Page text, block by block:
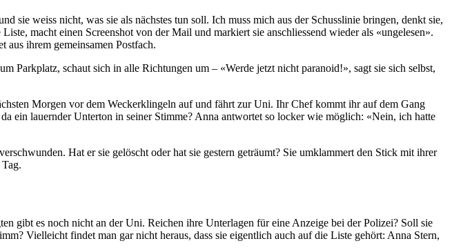
weiss nicht, was sie als nächstes tun soll. Ich muss mich aus der Schusslinie bringen, denkt sie,
macht einen Screenshot von der Mail und markiert sie anschliessend wieder als «ungelesen».
aus ihrem gemeinsamen Postfach.
Parkplatz, schaut sich in alle Richtungen um – «Werde jetzt nicht paranoid!», sagt sie sich selbst,
Morgen vor dem Weckerklingeln auf und fährt zur Uni. Ihr Chef kommt ihr auf dem Gang
ein lauernder Unterton in seiner Stimme? Anna antwortet so locker wie möglich: «Nein, ich hatte
Hat er sie gelöscht oder hat sie gestern geträumt? Sie umklammert den Stick mit ihrer
gibt es noch nicht an der Uni. Reichen ihre Unterlagen für eine Anzeige bei der Polizei? Soll sie
Vielleicht findet man gar nicht heraus, dass sie eigentlich auch auf die Liste gehört: Anna Stern,